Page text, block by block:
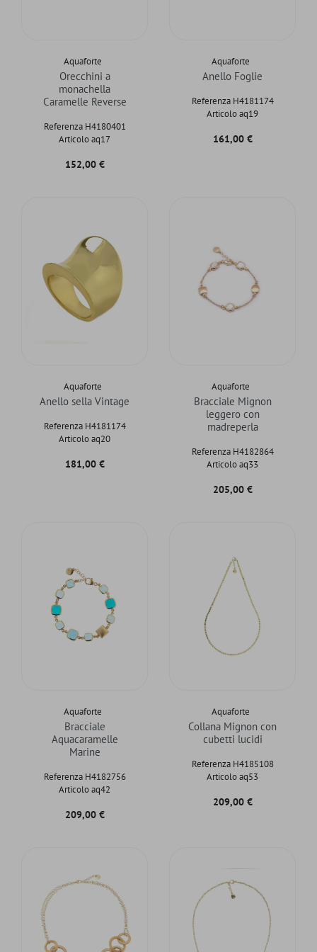
Aquaforte
Orecchini a
monachella
Caramelle Reverse
Referenza H4180401
Articolo aq17
Prezzo
152,00 €
Aquaforte
Anello Foglie
Referenza H4181174
Articolo aq19
Prezzo
161,00 €
Aquaforte
Anello sella Vintage
Referenza H4181174
Articolo aq20
Prezzo
181,00 €
Aquaforte
Bracciale Mignon
leggero con
madreperla
Referenza H4182864
Articolo aq33
Prezzo
205,00 €
Aquaforte
Bracciale
Aquacaramelle
Marine
Referenza H4182756
Articolo aq42
Prezzo
209,00 €
Aquaforte
Collana Mignon con
cubetti lucidi
Referenza H4185108
Articolo aq53
Prezzo
209,00 €